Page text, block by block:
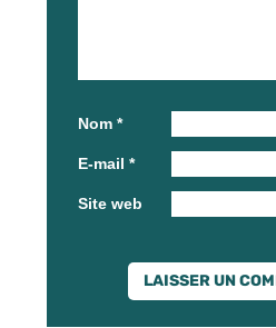
Nom *
E-mail *
Site web